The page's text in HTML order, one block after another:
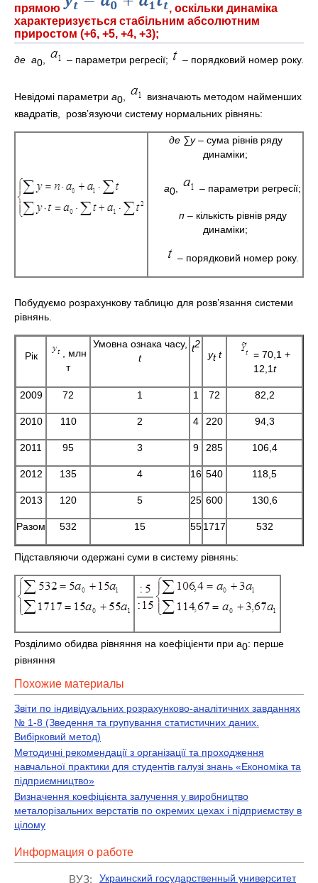
прямою
, оскільки динаміка
характеризується стабільним абсолютним
приростом (+6, +5, +4, +3);
де а0 – параметри регресії; – порядковий номер року.
Невідомі параметри а0
визначають методом найменших
квадратів, розв’язуючи систему нормальних рівнянь:
де ∑у– сума рівнів ряду
динаміки;
а0 – параметри регресії;
п– кількість рівнів ряду
динаміки;
– порядковий номер року.
Побудуємо розрахункову таблицю для розв’язання системи
рівнянь.
Рік
, млн
т
Умовна ознака часу,
t
t2
ytt
= 70,1 +
12,1t
2009 72 1 1 72 82,2
2010 110 2 4 220 94,3
2011 95 3 9 285 106,4
2012 135 4 16 540 118,5
2013 120 5 25 600 130,6
Разом 532 15 551717 532
Підставляючи одержані суми в систему рівнянь:
Розділимо обидва рівняння на коефіцієнти при а0: перше
рівняння
Похожие материалы
Звіти по індивідуальних розрахунково-аналітичних завданнях
№ 1-8 (Зведення та групування статистичних даних.
Вибірковий метод)
Методичні рекомендації з організації та проходження
навчальної практики для студентів галузі знань «Економіка та
підприємництво»
Визначення коефіцієнта залучення у виробництво
металорізальних верстатів по окремих цехах і підприємству в
цілому
Информация о работе
ВУЗ: Украинский государственный университет